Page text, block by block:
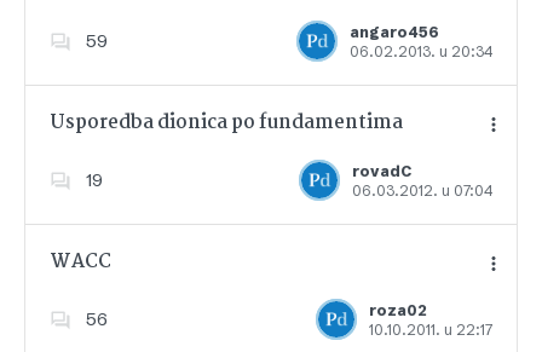
59
angaro456
06.02.2013. u 20:34
Usporedba dionica po fundamentima
19
rovadC
06.03.2012. u 07:04
Dodajte u favorite
WACC
56
roza02
10.10.2011. u 22:17
Dodajte u favorite